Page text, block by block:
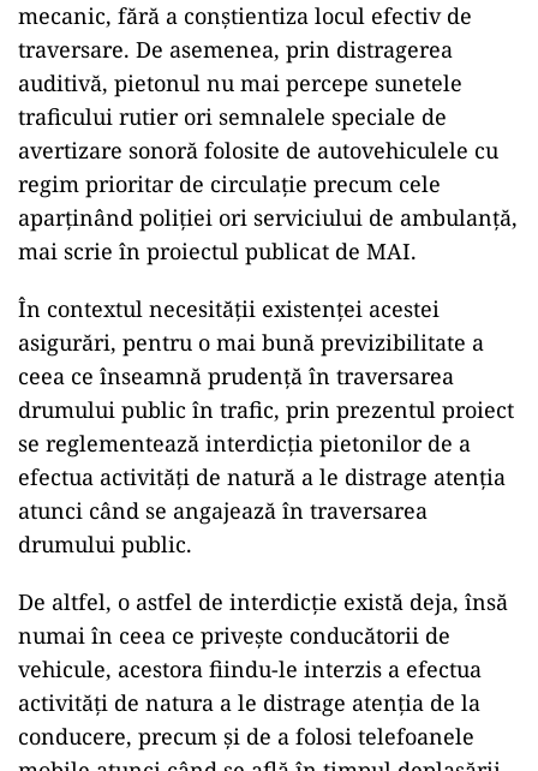
mecanic, fără a conștientiza locul efectiv de
traversare. De asemenea, prin distragerea
auditivă, pietonul nu mai percepe sunetele
traficului rutier ori semnalele speciale de
avertizare sonoră folosite de autovehiculele cu
regim prioritar de circulație precum cele
aparținând poliției ori serviciului de ambulanță,
mai scrie în proiectul publicat de MAI.
În contextul necesității existenței acestei
asigurări, pentru o mai bună previzibilitate a
ceea ce înseamnă prudență în traversarea
drumului public în trafic, prin prezentul proiect
se reglementează interdicția pietonilor de a
efectua activități de natură a le distrage atenția
atunci când se angajează în traversarea
drumului public.
De altfel, o astfel de interdicție există deja, însă
numai în ceea ce privește conducătorii de
vehicule, acestora fiindu-le interzis a efectua
activități de natura a le distrage atenția de la
conducere, precum și de a folosi telefoanele